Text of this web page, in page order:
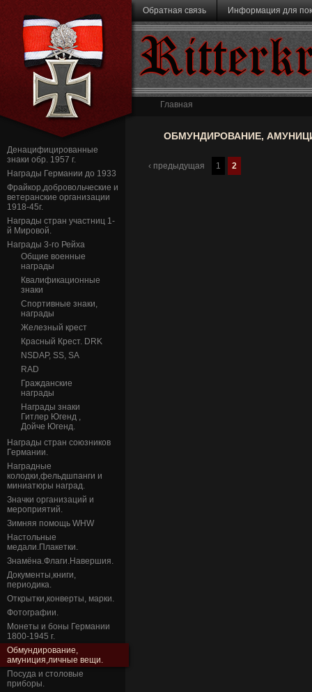
Перейти к основному содержанию
Денацифицированные
знаки обр. 1957 г.
Награды Германии до 1933
Фрайкор,добровольческие и
ветеранские организации
1918-45г.
Награды стран участниц 1-
й Мировой.
Награды 3-го Рейха
Общие военные
награды
Квалификационные
знаки
Спортивные знаки,
награды
Железный крест
Красный Крест. DRK
NSDAP, SS, SA
RAD
Гражданские
награды
Награды знаки
Гитлер Югенд ,
Дойче Югенд.
Награды стран союзников
Германии.
Наградные
колодки,фельдшпанги и
миниатюры наград.
Значки организаций и
мероприятий.
Зимняя помощь WHW
Настольные
медали.Плакетки.
Знамёна.Флаги.Навершия.
Документы,книги,
периодика.
Открытки,конверты, марки.
Фотографии.
Монеты и боны Германии
1800-1945 г.
Обмундирование,
амуниция,личные вещи.
Посуда и столовые
приборы.
Обратная связь Информация для
Главная
ОБМУНДИРОВАНИЕ,
‹ предыдущая 1 2